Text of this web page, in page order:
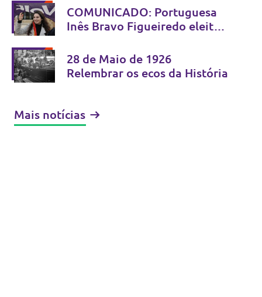
Bratislava, 13 e 14 de Junho
de 2026
COMUNICADO: Portuguesa
Inês Bravo Figueiredo eleita
28 de Maio de 1926
Relembrar os ecos da História
Mais notícias